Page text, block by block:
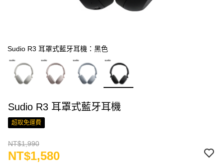
Sudio R3 耳罩式藍牙耳機：黑色
Sudio R3 耳罩式藍牙耳機
超取免運費
NT$1,990
NT$1,580